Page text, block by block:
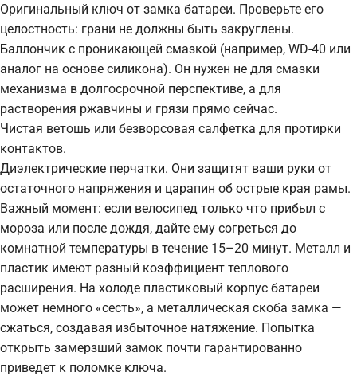
Оригинальный ключ от замка батареи. Проверьте его
целостность: грани не должны быть закруглены.
Баллончик с проникающей смазкой (например, WD-40 или
аналог на основе силикона). Он нужен не для смазки
механизма в долгосрочной перспективе, а для
растворения ржавчины и грязи прямо сейчас.
Чистая ветошь или безворсовая салфетка для протирки
контактов.
Диэлектрические перчатки. Они защитят ваши руки от
остаточного напряжения и царапин об острые края рамы.
Важный момент: если велосипед только что прибыл с
мороза или после дождя, дайте ему согреться до
комнатной температуры в течение 15–20 минут. Металл и
пластик имеют разный коэффициент теплового
расширения. На холоде пластиковый корпус батареи
может немного «сесть», а металлическая скоба замка —
сжаться, создавая избыточное натяжение. Попытка
открыть замерзший замок почти гарантированно
приведет к поломке ключа.